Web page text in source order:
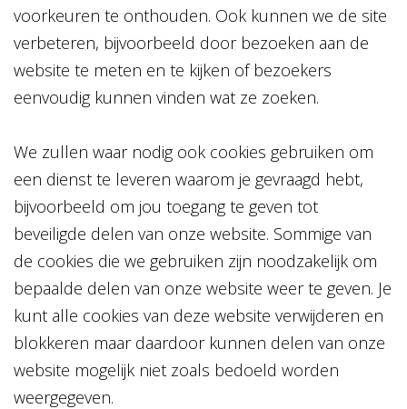
voorkeuren te onthouden. Ook kunnen we de site
verbeteren, bijvoorbeeld door bezoeken aan de
website te meten en te kijken of bezoekers
eenvoudig kunnen vinden wat ze zoeken.
We zullen waar nodig ook cookies gebruiken om
een dienst te leveren waarom je gevraagd hebt,
bijvoorbeeld om jou toegang te geven tot
beveiligde delen van onze website. Sommige van
de cookies die we gebruiken zijn noodzakelijk om
bepaalde delen van onze website weer te geven. Je
kunt alle cookies van deze website verwijderen en
blokkeren maar daardoor kunnen delen van onze
website mogelijk niet zoals bedoeld worden
weergegeven.